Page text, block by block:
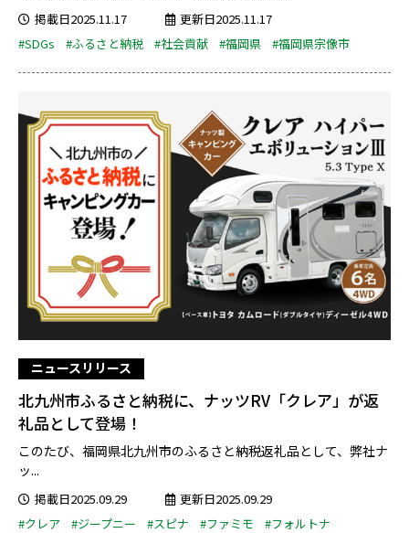
掲載日2025.11.17
更新日2025.11.17
#SDGs
#ふるさと納税 #社会貢献 #福岡県 #福岡県宗像市
ニュースリリース
北九州市ふるさと納税に、ナッツRV「クレア」が返
礼品として登場！
このたび、福岡県北九州市のふるさと納税返礼品として、弊社ナ
ッ...
掲載日2025.09.29
更新日2025.09.29
#クレア
#ジープニー #スピナ #ファミモ
#フォルトナ